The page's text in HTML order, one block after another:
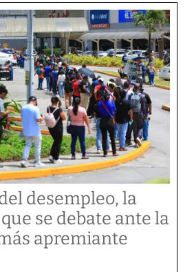
desempleo, la
se debate ante la
apremiante